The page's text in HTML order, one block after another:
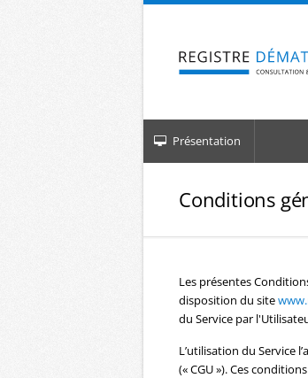
Aller au contenu
Présentation
Conditions
Les présentes
disposition du site
du Service par
L’utilisation du Service
(« CGU »). Ces